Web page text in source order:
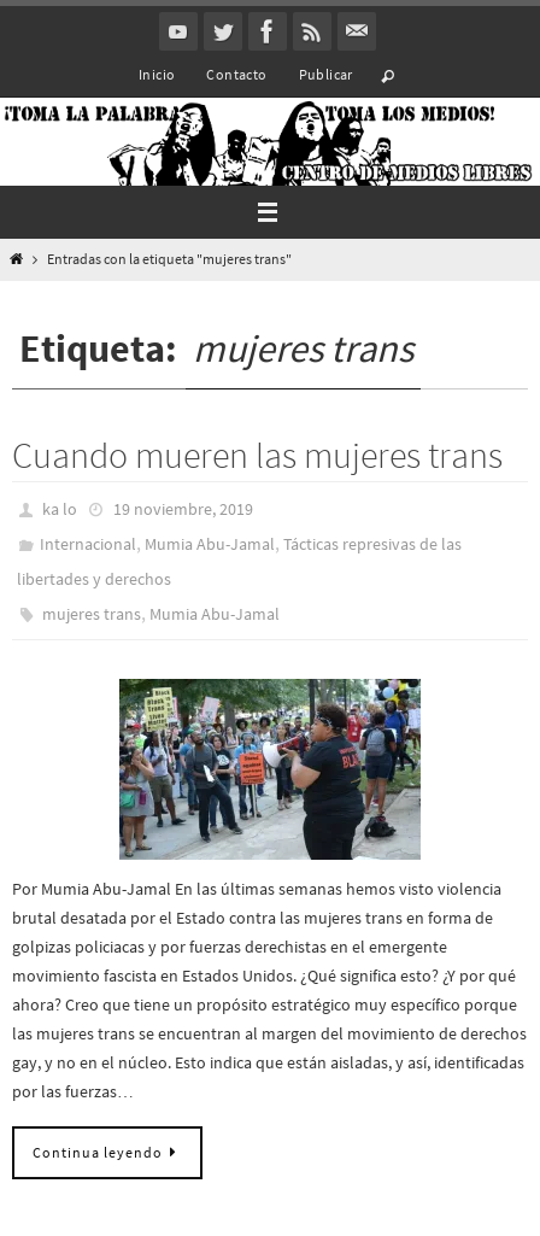
Inicio Contacto Publicar
InicioEntradas con la etiqueta "mujeres trans"
Etiqueta: mujeres trans
Cuando mueren las mujeres trans
ka lo
19 noviembre, 2019
Internacional, Mumia Abu-Jamal,Tácticas represivas de las
libertades y derechos
mujeres trans, Mumia Abu-Jamal
Por Mumia Abu-Jamal En las últimas semanas hemos visto violencia
brutal desatada por el Estado contra las mujeres trans en forma de
golpizas policiacas y por fuerzas derechistas en el emergente
movimiento fascista en Estados Unidos. ¿Qué significa esto? ¿Y por qué
ahora? Creo que tiene un propósito estratégico muy específico porque
las mujeres trans se encuentran al margen del movimiento de derechos
gay, y no en el núcleo. Esto indica que están aisladas, y así, identificadas
por las fuerzas…
Continua leyendo